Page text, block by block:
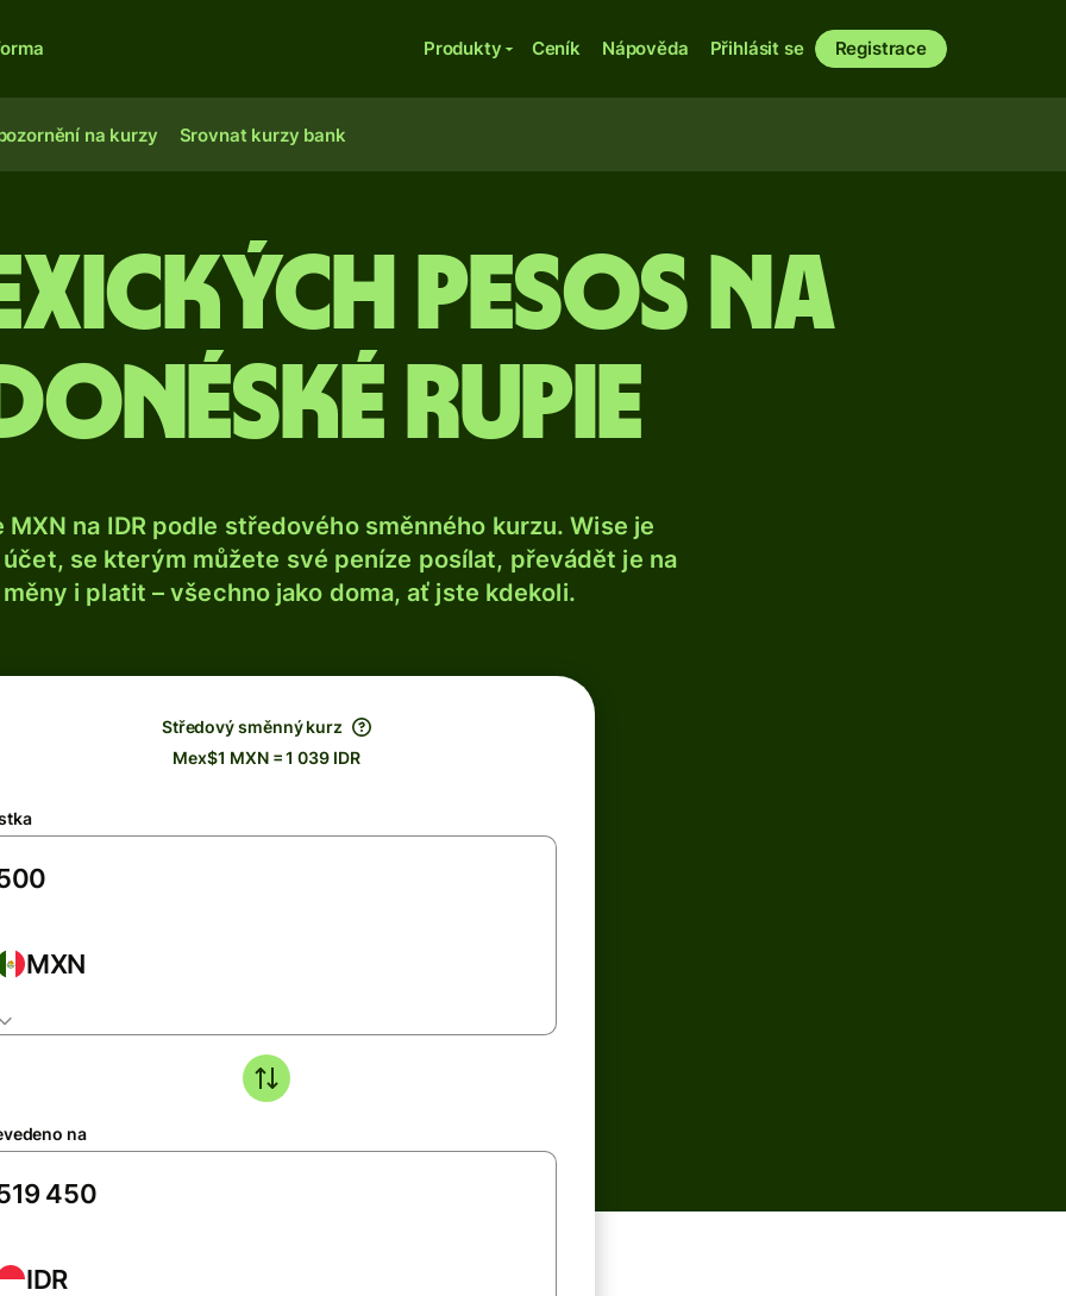
Produkty Ceník Nápověda Přihlásit se Registrace
na kurzy Srovnat kurzy bank
pesos na
rupie
na IDR podle středového směnného kurzu. Wise je
se kterým můžete své peníze posílat, převádět je na
i platit – všechno jako doma, ať jste kdekoli.
Středový směnný kurz
Mex$1 MXN = 1 039 IDR
MXN
na
IDR